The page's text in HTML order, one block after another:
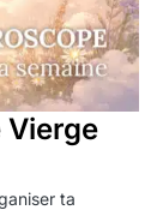
Vierge
ta